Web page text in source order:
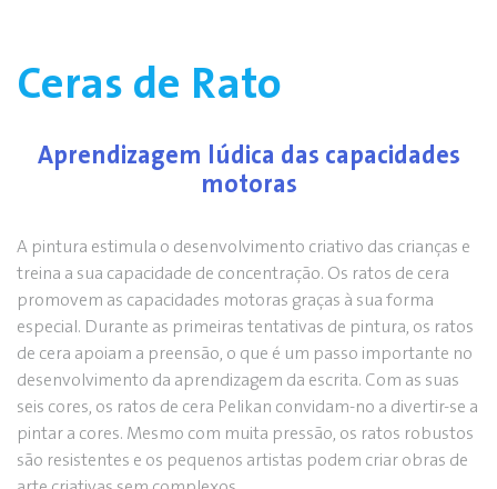
Ceras de Rato
Aprendizagem lúdica das capacidades
motoras
A pintura estimula o desenvolvimento criativo das crianças e
treina a sua capacidade de concentração. Os ratos de cera
promovem as capacidades motoras graças à sua forma
especial. Durante as primeiras tentativas de pintura, os ratos
de cera apoiam a preensão, o que é um passo importante no
desenvolvimento da aprendizagem da escrita. Com as suas
seis cores, os ratos de cera Pelikan convidam-no a divertir-se a
pintar a cores. Mesmo com muita pressão, os ratos robustos
são resistentes e os pequenos artistas podem criar obras de